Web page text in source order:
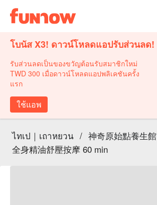
โบนัส X3! ดาวน์โหลดแอปรับส่วนลด!
รับส่วนลดเป็นของขวัญต้อนรับสมาชิกใหม่
TWD 300 เมื่อดาวน์โหลดแอปพลิเคชันครั้ง
แรก
ใช้แอพ
ไทเป｜เถาหยวน / 神奇原始點養生館
全身精油舒壓按摩 60 min